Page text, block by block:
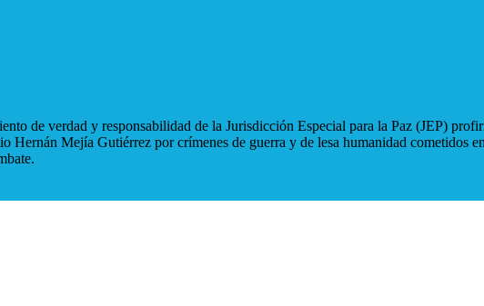
de verdad y responsabilidad de la Jurisdicción Especial para la Paz (JEP)
Hernán Mejía Gutiérrez por crímenes de guerra y de lesa humanidad cometidos